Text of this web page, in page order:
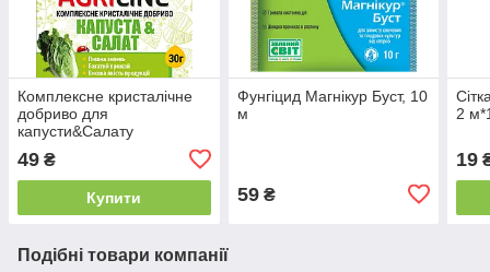
Комплексне кристалічне
добриво для
капусти&Салату
49 ₴
Купити
Фунгіцид Магнікур Буст, 10
м
59₴
2
19
Подібні товари компанії